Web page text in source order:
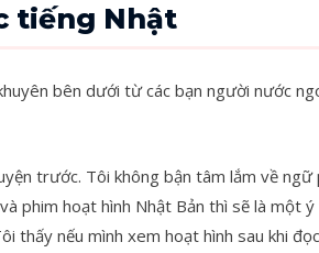
tiếng Nhật
bên dưới từ các bạn người nước
trước. Tôi không bận tâm lắm về
phim hoạt hình Nhật Bản thì sẽ là
thấy nếu mình xem hoạt hình sau khi